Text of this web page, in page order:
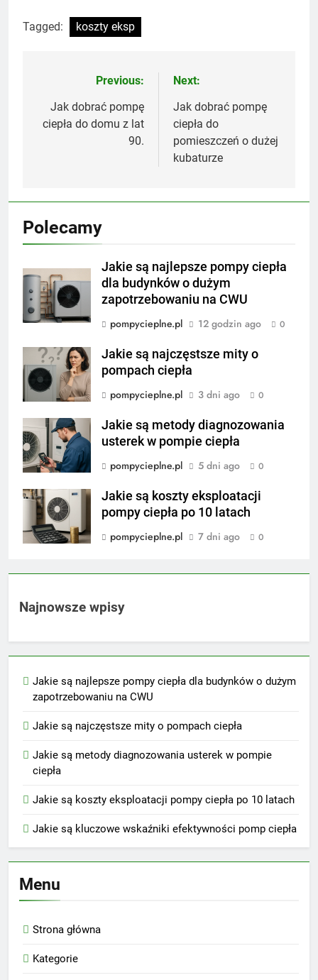
Tagged: koszty eksp
Nawigacja
wpisu
Previous:
Jak dobrać pompę
ciepła do domu z lat
90.
Next:
Jak dobrać pompę
ciepła do
pomieszczeń o dużej
kubaturze
Polecamy
Jakie są najlepsze pompy ciepła
dla budynków o dużym
zapotrzebowaniu na CWU
pompycieplne.pl
12 godzin ago 0
Jakie są najczęstsze mity o
pompach ciepła
pompycieplne.pl
3 dni ago 0
Jakie są metody diagnozowania
usterek w pompie ciepła
pompycieplne.pl
5 dni ago 0
Jakie są koszty eksploatacji
pompy ciepła po 10 latach
pompycieplne.pl
7 dni ago 0
Najnowsze wpisy
Jakie są najlepsze pompy ciepła dla budynków o dużym
zapotrzebowaniu na CWU
Jakie są najczęstsze mity o pompach ciepła
Jakie są metody diagnozowania usterek w pompie
ciepła
Jakie są koszty eksploatacji pompy ciepła po 10 latach
Jakie są kluczowe wskaźniki efektywności pomp ciepła
Menu
Strona główna
Kategorie